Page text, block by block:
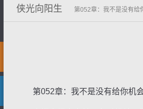
侠光向阳生 第052章：我不是没有给
第052章：我不是没有给你机